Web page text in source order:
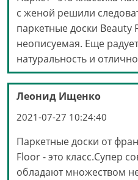
с женой решили
паркетные доски Beauty
неописуемая. Еще
натуральность и
Леонид Ищенко
2021-07-27 10:24:40
Паркетные доски от
Floor - это класс.Супер
обладают множеством